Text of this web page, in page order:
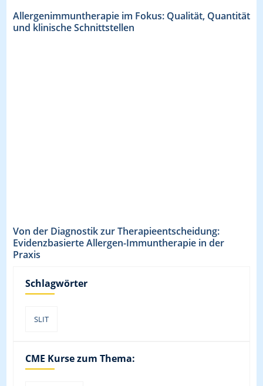
Allergenimmuntherapie im Fokus: Qualität, Quantität
und klinische Schnittstellen
Von der Diagnostik zur Therapieentscheidung:
Evidenzbasierte Allergen-Immuntherapie in der
Praxis
Schlagwörter
SLIT
CME Kurse zum Thema: